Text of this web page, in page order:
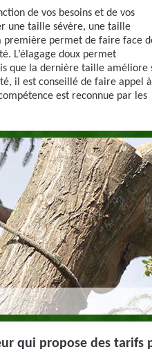
de vos besoins et de vos
une taille sévère, une taille
première permet de faire face
L’élagage doux permet
que la dernière taille améliore
il est conseillé de faire appel à
est reconnue par les
qui propose des tarifs